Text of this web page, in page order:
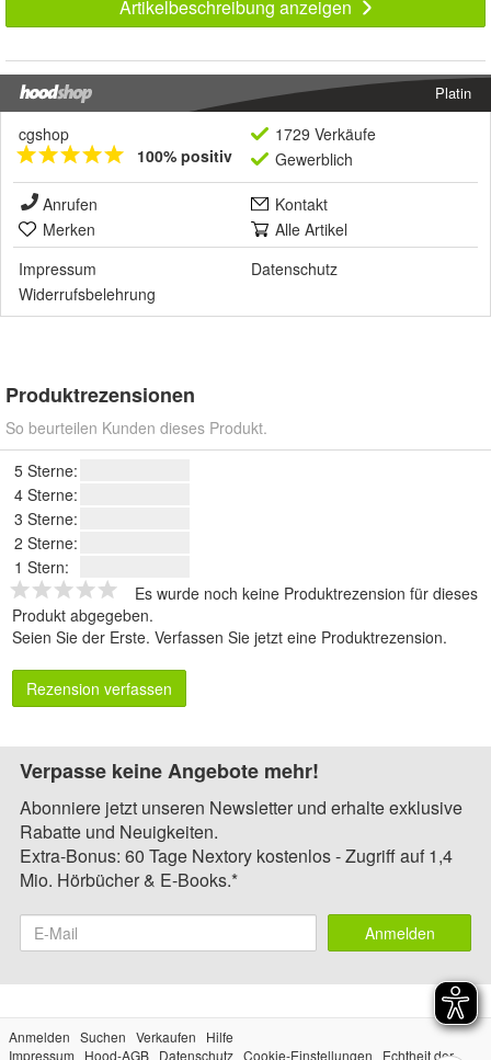
Artikelbeschreibung anzeigen
Platin
cgshop
100% positiv
1729 Verkäufe
Gewerblich
Anrufen
Kontakt
Merken
Alle Artikel
Impressum
Datenschutz
Widerrufsbelehrung
Produktrezensionen
So beurteilen Kunden dieses Produkt.
5 Sterne:
4 Sterne:
3 Sterne:
2 Sterne:
1 Stern:
Es wurde noch keine Produktrezension für dieses
Produkt abgegeben.
Seien Sie der Erste. Verfassen Sie jetzt eine Produktrezension.
Rezension verfassen
Verpasse keine Angebote mehr!
Abonniere jetzt unseren Newsletter und erhalte exklusive
Rabatte und Neuigkeiten.
Extra-Bonus: 60 Tage Nextory kostenlos - Zugriff auf 1,4
Mio. Hörbücher & E-Books.*
Anmelden
Anmelden Suchen Verkaufen
Hilfe
Impressum
Hood-AGB Datenschutz Cookie-Einstellungen Echtheit der